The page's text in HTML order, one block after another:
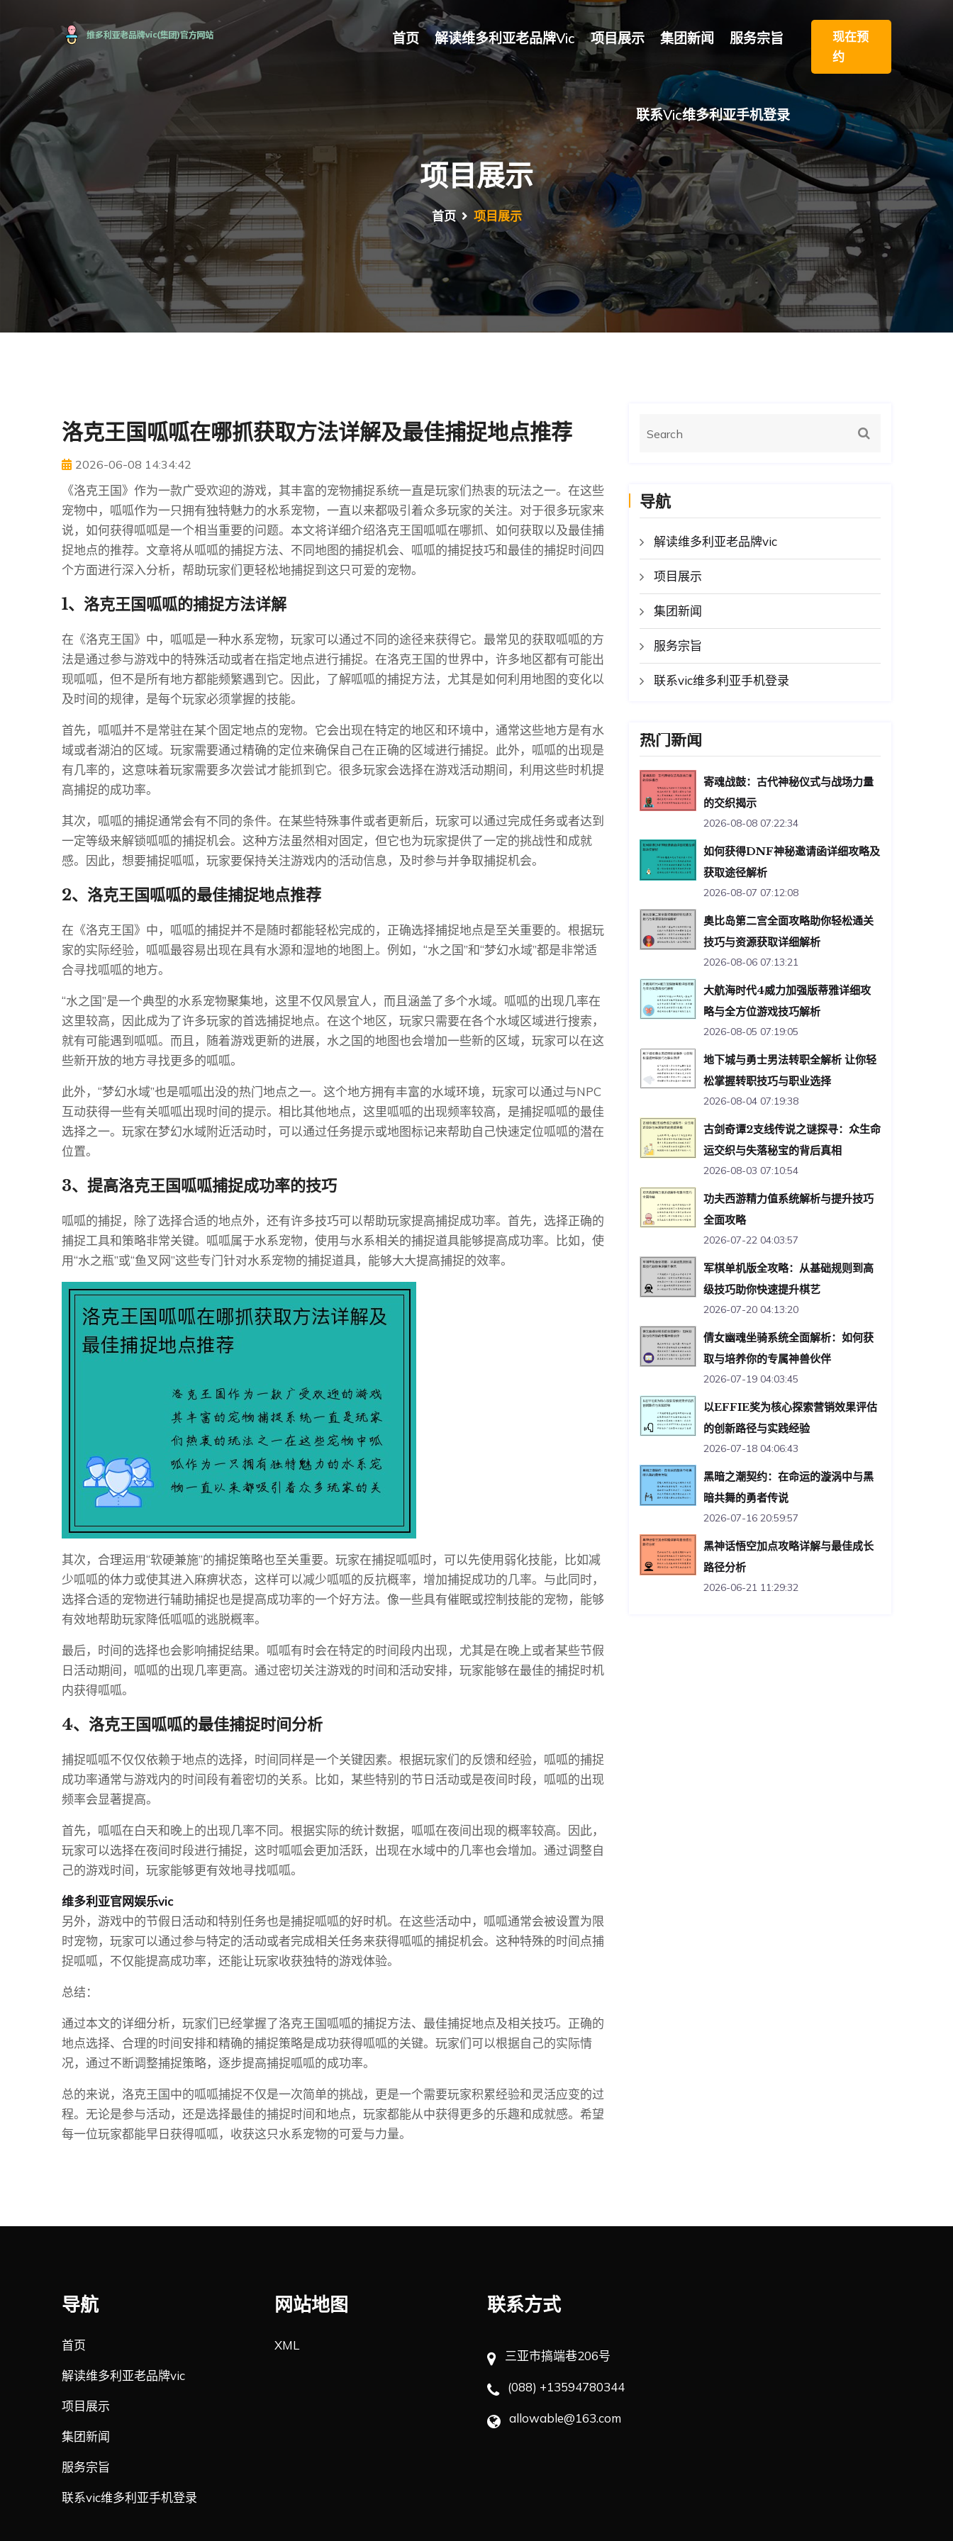
首页 解读维多利亚老品牌vic 项目展示 集团新闻 服务宗旨
联系vic维多利亚手机登录
现在预
约
项目展示
首页 项目展示
洛克王国呱呱在哪抓获取方法详解及最佳捕捉地点推荐
2026-06-08 14:34:42
《洛克王国》作为一款广受欢迎的游戏，其丰富的宠物捕捉系统一直是玩家们热衷的玩法之一。在这些
宠物中，呱呱作为一只拥有独特魅力的水系宠物，一直以来都吸引着众多玩家的关注。对于很多玩家来
说，如何获得呱呱是一个相当重要的问题。本文将详细介绍洛克王国呱呱在哪抓、如何获取以及最佳捕
捉地点的推荐。文章将从呱呱的捕捉方法、不同地图的捕捉机会、呱呱的捕捉技巧和最佳的捕捉时间四
个方面进行深入分析，帮助玩家们更轻松地捕捉到这只可爱的宠物。
1、洛克王国呱呱的捕捉方法详解
在《洛克王国》中，呱呱是一种水系宠物，玩家可以通过不同的途径来获得它。最常见的获取呱呱的方
法是通过参与游戏中的特殊活动或者在指定地点进行捕捉。在洛克王国的世界中，许多地区都有可能出
现呱呱，但不是所有地方都能频繁遇到它。因此，了解呱呱的捕捉方法，尤其是如何利用地图的变化以
及时间的规律，是每个玩家必须掌握的技能。
首先，呱呱并不是常驻在某个固定地点的宠物。它会出现在特定的地区和环境中，通常这些地方是有水
域或者湖泊的区域。玩家需要通过精确的定位来确保自己在正确的区域进行捕捉。此外，呱呱的出现是
有几率的，这意味着玩家需要多次尝试才能抓到它。很多玩家会选择在游戏活动期间，利用这些时机提
高捕捉的成功率。
其次，呱呱的捕捉通常会有不同的条件。在某些特殊事件或者更新后，玩家可以通过完成任务或者达到
一定等级来解锁呱呱的捕捉机会。这种方法虽然相对固定，但它也为玩家提供了一定的挑战性和成就
感。因此，想要捕捉呱呱，玩家要保持关注游戏内的活动信息，及时参与并争取捕捉机会。
2、洛克王国呱呱的最佳捕捉地点推荐
在《洛克王国》中，呱呱的捕捉并不是随时都能轻松完成的，正确选择捕捉地点是至关重要的。根据玩
家的实际经验，呱呱最容易出现在具有水源和湿地的地图上。例如，“水之国”和“梦幻水域”都是非常适
合寻找呱呱的地方。
“水之国”是一个典型的水系宠物聚集地，这里不仅风景宜人，而且涵盖了多个水域。呱呱的出现几率在
这里较高，因此成为了许多玩家的首选捕捉地点。在这个地区，玩家只需要在各个水域区域进行搜索，
就有可能遇到呱呱。而且，随着游戏更新的进展，水之国的地图也会增加一些新的区域，玩家可以在这
些新开放的地方寻找更多的呱呱。
此外，“梦幻水域”也是呱呱出没的热门地点之一。这个地方拥有丰富的水域环境，玩家可以通过与NPC
互动获得一些有关呱呱出现时间的提示。相比其他地点，这里呱呱的出现频率较高，是捕捉呱呱的最佳
选择之一。玩家在梦幻水域附近活动时，可以通过任务提示或地图标记来帮助自己快速定位呱呱的潜在
位置。
3、提高洛克王国呱呱捕捉成功率的技巧
呱呱的捕捉，除了选择合适的地点外，还有许多技巧可以帮助玩家提高捕捉成功率。首先，选择正确的
捕捉工具和策略非常关键。呱呱属于水系宠物，使用与水系相关的捕捉道具能够提高成功率。比如，使
用“水之瓶”或“鱼叉网”这些专门针对水系宠物的捕捉道具，能够大大提高捕捉的效率。
其次，合理运用“软硬兼施”的捕捉策略也至关重要。玩家在捕捉呱呱时，可以先使用弱化技能，比如减
少呱呱的体力或使其进入麻痹状态，这样可以减少呱呱的反抗概率，增加捕捉成功的几率。与此同时，
选择合适的宠物进行辅助捕捉也是提高成功率的一个好方法。像一些具有催眠或控制技能的宠物，能够
有效地帮助玩家降低呱呱的逃脱概率。
最后，时间的选择也会影响捕捉结果。呱呱有时会在特定的时间段内出现，尤其是在晚上或者某些节假
日活动期间，呱呱的出现几率更高。通过密切关注游戏的时间和活动安排，玩家能够在最佳的捕捉时机
内获得呱呱。
4、洛克王国呱呱的最佳捕捉时间分析
捕捉呱呱不仅仅依赖于地点的选择，时间同样是一个关键因素。根据玩家们的反馈和经验，呱呱的捕捉
成功率通常与游戏内的时间段有着密切的关系。比如，某些特别的节日活动或是夜间时段，呱呱的出现
频率会显著提高。
首先，呱呱在白天和晚上的出现几率不同。根据实际的统计数据，呱呱在夜间出现的概率较高。因此，
玩家可以选择在夜间时段进行捕捉，这时呱呱会更加活跃，出现在水域中的几率也会增加。通过调整自
己的游戏时间，玩家能够更有效地寻找呱呱。
维多利亚官网娱乐vic
另外，游戏中的节假日活动和特别任务也是捕捉呱呱的好时机。在这些活动中，呱呱通常会被设置为限
时宠物，玩家可以通过参与特定的活动或者完成相关任务来获得呱呱的捕捉机会。这种特殊的时间点捕
捉呱呱，不仅能提高成功率，还能让玩家收获独特的游戏体验。
总结：
通过本文的详细分析，玩家们已经掌握了洛克王国呱呱的捕捉方法、最佳捕捉地点及相关技巧。正确的
地点选择、合理的时间安排和精确的捕捉策略是成功获得呱呱的关键。玩家们可以根据自己的实际情
况，通过不断调整捕捉策略，逐步提高捕捉呱呱的成功率。
总的来说，洛克王国中的呱呱捕捉不仅是一次简单的挑战，更是一个需要玩家积累经验和灵活应变的过
程。无论是参与活动，还是选择最佳的捕捉时间和地点，玩家都能从中获得更多的乐趣和成就感。希望
每一位玩家都能早日获得呱呱，收获这只水系宠物的可爱与力量。
导航
解读维多利亚老品牌vic
项目展示
集团新闻
服务宗旨
联系vic维多利亚手机登录
热门新闻
寄魂战鼓：古代神秘仪式与战场力量
的交织揭示
2026-08-08 07:22:34
如何获得DNF神秘邀请函详细攻略及
获取途径解析
2026-08-07 07:12:08
奥比岛第二宫全面攻略助你轻松通关
技巧与资源获取详细解析
2026-08-06 07:13:21
大航海时代4威力加强版蒂雅详细攻
略与全方位游戏技巧解析
2026-08-05 07:19:05
地下城与勇士男法转职全解析 让你轻
松掌握转职技巧与职业选择
2026-08-04 07:19:38
古剑奇谭2支线传说之谜探寻：众生命
运交织与失落秘宝的背后真相
2026-08-03 07:10:54
功夫西游精力值系统解析与提升技巧
全面攻略
2026-07-22 04:03:57
军棋单机版全攻略：从基础规则到高
级技巧助你快速提升棋艺
2026-07-20 04:13:20
倩女幽魂坐骑系统全面解析：如何获
取与培养你的专属神兽伙伴
2026-07-19 04:03:45
以EFFIE奖为核心探索营销效果评估
的创新路径与实践经验
2026-07-18 04:06:43
黑暗之潮契约：在命运的漩涡中与黑
暗共舞的勇者传说
2026-07-16 20:59:57
黑神话悟空加点攻略详解与最佳成长
路径分析
2026-06-21 11:29:32
导航
首页
解读维多利亚老品牌vic
项目展示
集团新闻
服务宗旨
联系vic维多利亚手机登录
网站地图
XML
联系方式
三亚市搞端巷206号
(088) +13594780344
allowable@163.com